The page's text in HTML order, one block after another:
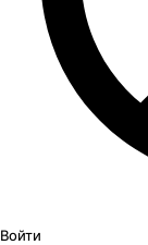
Войти